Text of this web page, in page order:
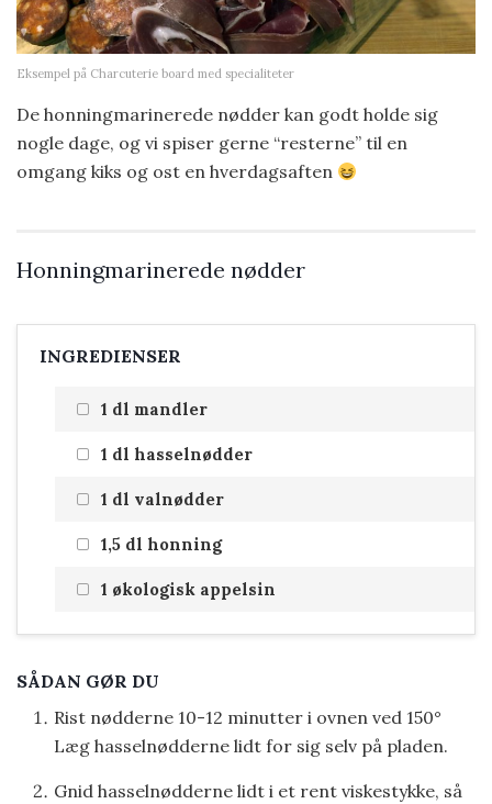
Eksempel på Charcuterie board med specialiteter
De honningmarinerede nødder kan godt holde sig
nogle dage, og vi spiser gerne “resterne” til en
omgang kiks og ost en hverdagsaften
Honningmarinerede nødder
INGREDIENSER
1 dl mandler
1 dl hasselnødder
1 dl valnødder
1,5 dl honning
1 økologisk appelsin
SÅDAN GØR DU
Rist nødderne 10-12 minutter i ovnen ved 150°
Læg hasselnødderne lidt for sig selv på pladen.
Gnid hasselnødderne lidt i et rent viskestykke, så